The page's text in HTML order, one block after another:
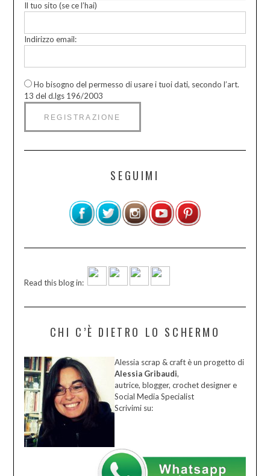
Il tuo sito (se ce l’hai)
Indirizzo email:
Ho bisogno del permesso di usare i tuoi dati, secondo l’art.
13 del d.lgs 196/2003
SEGUIMI
Read this blog in:
CHI C’È DIETRO LO SCHERMO
Alessia scrap & craft è un progetto di
Alessia Gribaudi,
autrice, blogger, crochet designer e
Social Media Specialist
Scrivimi su: